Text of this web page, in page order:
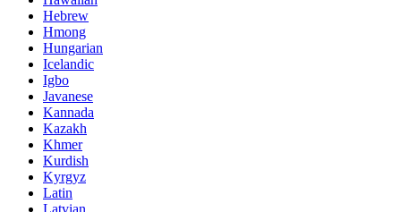
Hebrew
Hmong
Hungarian
Icelandic
Igbo
Javanese
Kannada
Kazakh
Khmer
Kurdish
Kyrgyz
Latin
Latvian